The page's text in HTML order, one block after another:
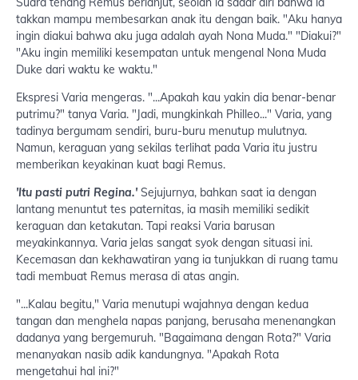
takkan mampu membesarkan anak itu dengan baik. "Aku hanya
ingin diakui bahwa aku juga adalah ayah Nona Muda." "Diakui?"
"Aku ingin memiliki kesempatan untuk mengenal Nona Muda
Duke dari waktu ke waktu."
Ekspresi Varia mengeras. "...Apakah kau yakin dia benar-benar
putrimu?" tanya Varia. "Jadi, mungkinkah Philleo..." Varia, yang
tadinya bergumam sendiri, buru-buru menutup mulutnya.
Namun, keraguan yang sekilas terlihat pada Varia itu justru
memberikan keyakinan kuat bagi Remus.
'Itu pasti putri Regina.'Sejujurnya, bahkan saat ia dengan
lantang menuntut tes paternitas, ia masih memiliki sedikit
keraguan dan ketakutan. Tapi reaksi Varia barusan
meyakinkannya. Varia jelas sangat syok dengan situasi ini.
Kecemasan dan kekhawatiran yang ia tunjukkan di ruang tamu
tadi membuat Remus merasa di atas angin.
"...Kalau begitu," Varia menutupi wajahnya dengan kedua
tangan dan menghela napas panjang, berusaha menenangkan
dadanya yang bergemuruh. "Bagaimana dengan Rota?" Varia
menanyakan nasib adik kandungnya. "Apakah Rota
mengetahui hal ini?"